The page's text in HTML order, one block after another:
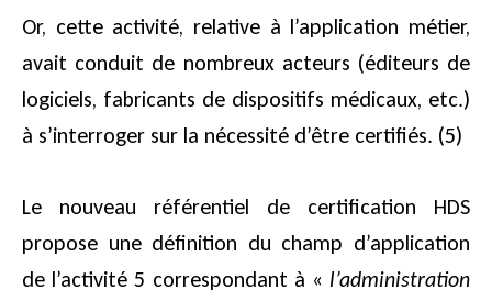
Or, cette activité, relative à l’application métier,
avait conduit de nombreux acteurs (éditeurs de
logiciels, fabricants de dispositifs médicaux, etc.)
à s’interroger sur la nécessité d’être certifiés. (5)
Le nouveau référentiel de certification HDS
propose une définition du champ d’application
de l’activité 5 correspondant à « l’administration